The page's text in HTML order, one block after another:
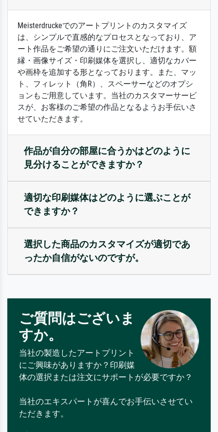
Meisterdruckeでのアートプリントのカスタマイズ
は、シンプルで直感的なプロセスとなっており、ア
ート作品をご希望の通りにご注文いただけます。額
縁・画像サイズ・印刷媒体を選択し、適切なカバー
や画枠を追加する形となっております。また、マッ
ト、フィレット（角R）、スペーサーなどのオプシ
ョンもご用意しています。当社のカスタマーサービ
スが、お客様のご希望の作品となるようお手伝いさ
せていただきます。
作品が自分の部屋に合うかはどのように
見分けることができますか？
適切な印刷媒体はどのように選ぶことが
できますか？
選択した商品のカスタマイズが適切であ
ったか自信がないのですが。
ご質問はございま
すか。
当社の製造したアートプリント
にご興味がありますか？印刷媒
体の選択または注文にサポートが必要ですか？
当社のエキスパートが喜んでお手伝いさせてい
ただきます。